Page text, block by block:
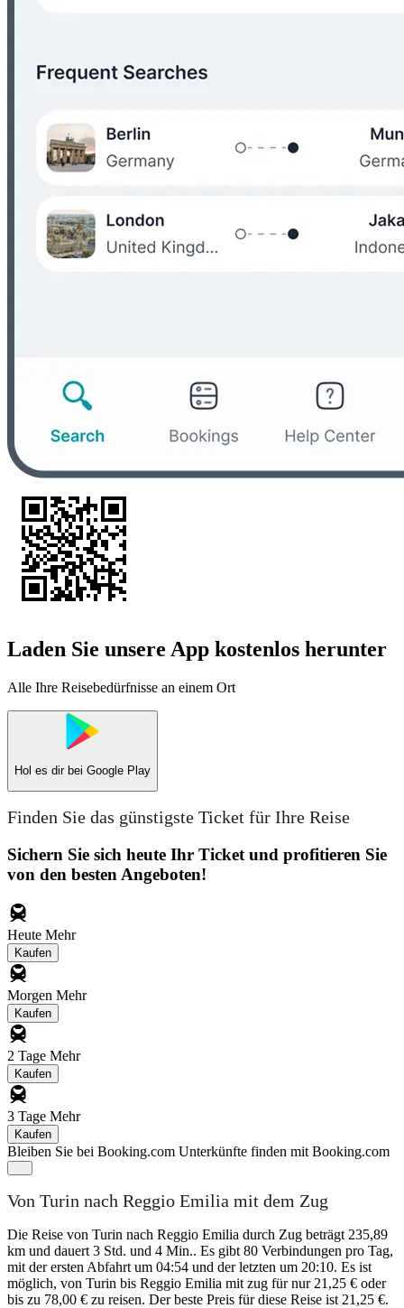
Laden Sie unsere App kostenlos herunter
Alle Ihre Reisebedürfnisse an einem Ort
Hol es dir bei Google Play
Finden Sie das günstigste Ticket für Ihre Reise
Sichern Sie sich heute Ihr Ticket und profitieren Sie
von den besten Angeboten!
Heute Mehr
Kaufen
Morgen Mehr
Kaufen
2 Tage Mehr
Kaufen
3 Tage Mehr
Kaufen
Bleiben Sie bei Booking.com Unterkünfte finden mit Booking.com
Von Turin nach Reggio Emilia mit dem Zug
Die Reise von Turin nach Reggio Emilia durch Zug beträgt 235,89
km und dauert 3 Std. und 4 Min.. Es gibt 80 Verbindungen pro Tag,
mit der ersten Abfahrt um 04:54 und der letzten um 20:10. Es ist
möglich, von Turin bis Reggio Emilia mit zug für nur 21,25 € oder
bis zu 78,00 € zu reisen. Der beste Preis für diese Reise ist 21,25 €.